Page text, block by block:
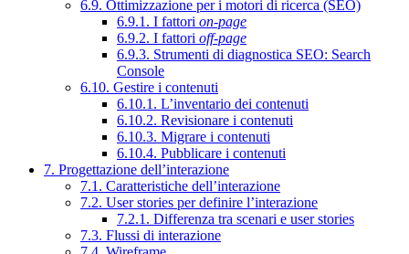
6.9. Ottimizzazione per i motori di ricerca (SEO)
6.9.1. I fattori on-page
6.9.2. I fattori off-page
6.9.3. Strumenti di diagnostica SEO: Search
Console
6.10. Gestire i contenuti
6.10.1. L’inventario dei contenuti
6.10.2. Revisionare i contenuti
6.10.3. Migrare i contenuti
6.10.4. Pubblicare i contenuti
7. Progettazione dell’interazione
7.1. Caratteristiche dell’interazione
7.2. User stories per definire l’interazione
7.2.1. Differenza tra scenari e user stories
7.3. Flussi di interazione